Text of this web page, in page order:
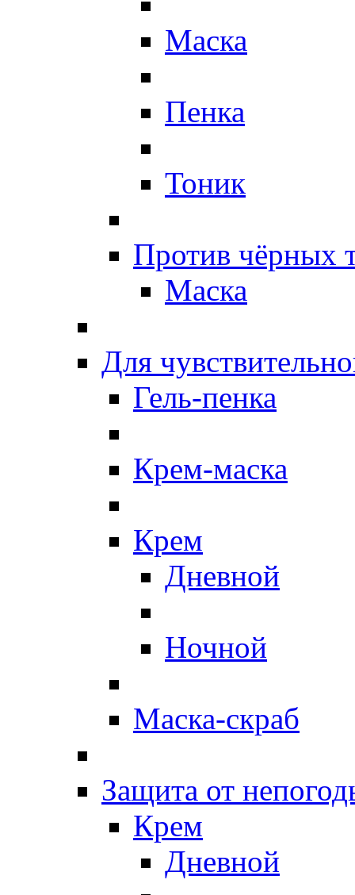
Маска
Пенка
Тоник
Против чёрных
Маска
Для
Гель-пенка
Крем-маска
Крем
Дневной
Ночной
Маска-скраб
Защита от
Крем
Дневной